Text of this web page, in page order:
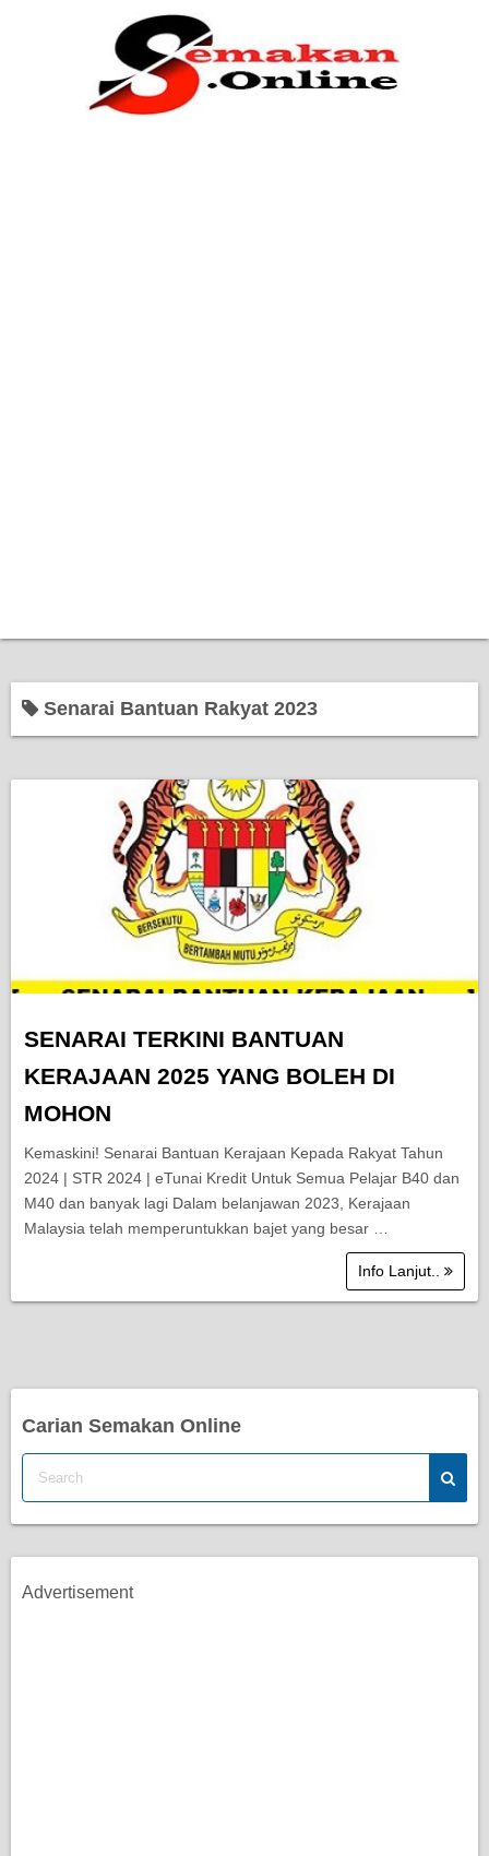
Senarai Bantuan Rakyat 2023
SENARAI TERKINI BANTUAN
KERAJAAN 2025 YANG BOLEH DI
MOHON
Kemaskini! Senarai Bantuan Kerajaan Kepada Rakyat Tahun
2024 | STR 2024 | eTunai Kredit Untuk Semua Pelajar B40 dan
M40 dan banyak lagi Dalam belanjawan 2023, Kerajaan
Malaysia telah memperuntukkan bajet yang besar …
Info Lanjut..
Carian Semakan Online
Advertisement